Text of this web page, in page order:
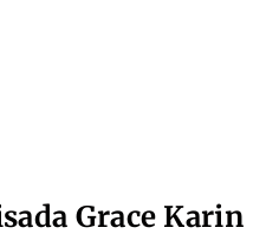
Grace Karin